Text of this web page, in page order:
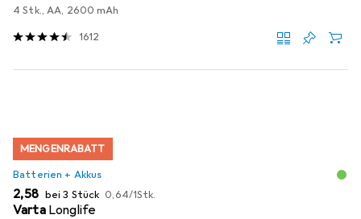
4 Stk., AA, 2600 mAh
1612
MENGENRABATT
Batterien + Akkus
EUR
2,58 bei 3 Stück EUR
0,64/1Stk.
Varta Longlife